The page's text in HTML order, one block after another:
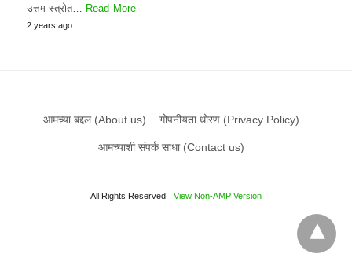
उत्तम स्त्रोत… Read More
2 years ago
आमच्या बद्दल (About us) गोपनीयता धोरण (Privacy Policy)
आमच्याशी संपर्क साधा (Contact us)
All Rights Reserved View Non-AMP Version